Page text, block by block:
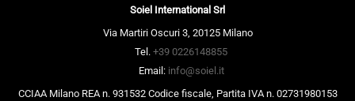
Soiel International Srl
Via Martiri Oscuri 3, 20125 Milano
Tel. +39 0226148855
Email: info@soiel.it
CCIAA Milano REA n. 931532 Codice fiscale, Partita IVA n. 02731980153